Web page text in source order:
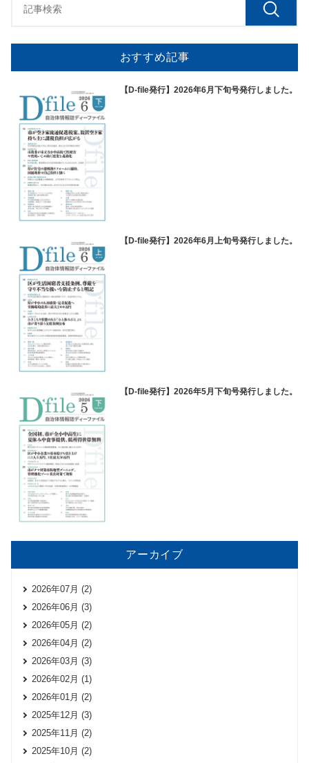
おすすめ記事
【D-file発行】2026年6月下旬号発行しました。
【D-file発行】2026年6月上旬号発行しました。
【D-file発行】2026年5月下旬号発行しました。
アーカイブ
2026年07月 (2)
2026年06月 (3)
2026年05月 (2)
2026年04月 (2)
2026年03月 (3)
2026年02月 (1)
2026年01月 (2)
2025年12月 (3)
2025年11月 (2)
2025年10月 (2)